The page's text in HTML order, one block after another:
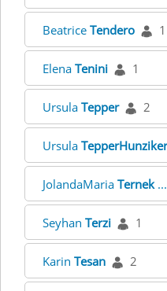
Beatrice Tendero 1
Elena Tenini 1
Ursula Tepper 2
Ursula TepperHunziker
JolandaMaria Ternek
Seyhan Terzi 1
Karin Tesan 2